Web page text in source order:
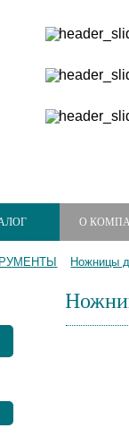
О
Ножницы